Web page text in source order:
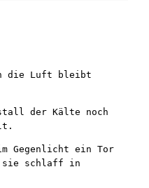
die Luft bleibt
der Kälte noch
Gegenlicht ein Tor
sie schlaff in